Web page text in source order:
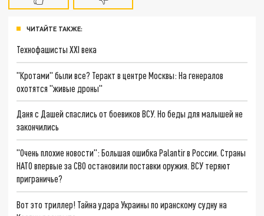
ЧИТАЙТЕ ТАКЖЕ:
Технофашисты XXI века
"Кротами" были все? Теракт в центре Москвы: На генералов
охотятся "живые дроны"
Даня с Дашей спаслись от боевиков ВСУ. Но беды для малышей не
закончились
"Очень плохие новости": Большая ошибка Palantir в России. Страны
НАТО впервые за СВО остановили поставки оружия. ВСУ теряют
приграничье?
Вот это триллер! Тайна удара Украины по иранскому судну на